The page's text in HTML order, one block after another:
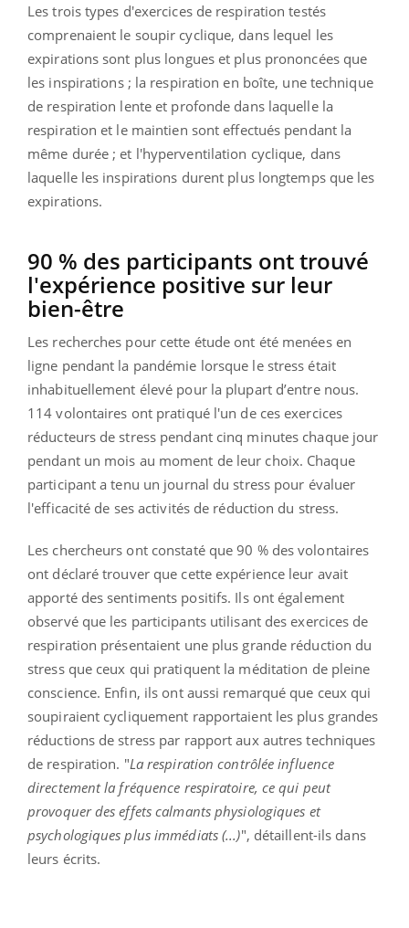
Les trois types d'exercices de respiration testés
comprenaient le soupir cyclique, dans lequel les
expirations sont plus longues et plus prononcées que
les inspirations ; la respiration en boîte, une technique
de respiration lente et profonde dans laquelle la
respiration et le maintien sont effectués pendant la
même durée ; et l'hyperventilation cyclique, dans
laquelle les inspirations durent plus longtemps que les
expirations.
90 % des participants ont trouvé
l'expérience positive sur leur
bien-être
Les recherches pour cette étude ont été menées en
ligne pendant la pandémie lorsque le stress était
inhabituellement élevé pour la plupart d’entre nous.
114 volontaires ont pratiqué l'un de ces exercices
réducteurs de stress pendant cinq minutes chaque jour
pendant un mois au moment de leur choix. Chaque
participant a tenu un journal du stress pour évaluer
l'efficacité de ses activités de réduction du stress.
Les chercheurs ont constaté que 90 % des volontaires
ont déclaré trouver que cette expérience leur avait
apporté des sentiments positifs. Ils ont également
observé que les participants utilisant des exercices de
respiration présentaient une plus grande réduction du
stress que ceux qui pratiquent la méditation de pleine
conscience. Enfin, ils ont aussi remarqué que ceux qui
soupiraient cycliquement rapportaient les plus grandes
réductions de stress par rapport aux autres techniques
de respiration. "La respiration contrôlée influence
directement la fréquence respiratoire, ce qui peut
provoquer des effets calmants physiologiques et
psychologiques plus immédiats (...)", détaillent-ils dans
leurs écrits.